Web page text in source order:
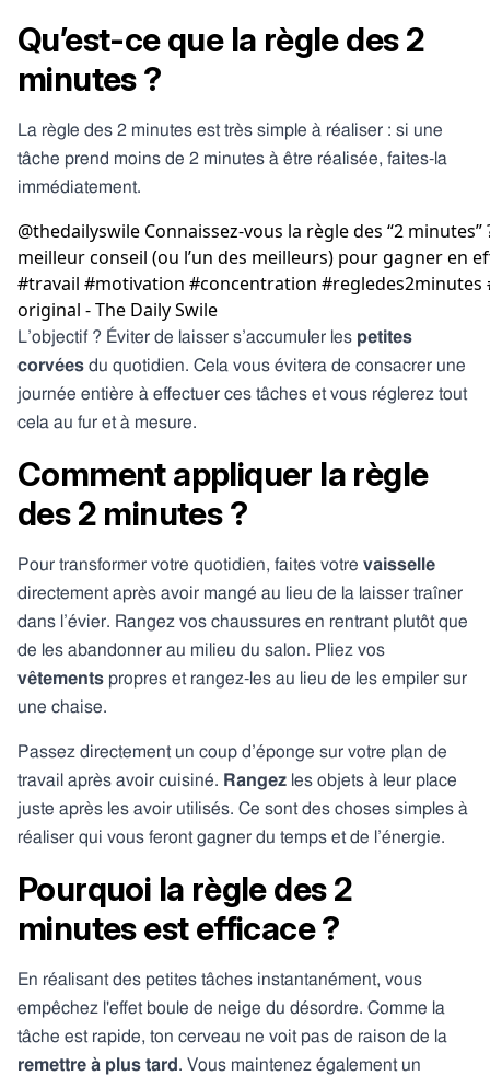
Qu’est-ce que la règle des 2
minutes ?
La règle des 2 minutes est très simple à réaliser : si une
tâche prend moins de 2 minutes à être réalisée, faites-la
immédiatement.
@thedailyswile Connaissez-vous la règle des “2 minutes”
meilleur conseil (ou l’un des meilleurs) pour gagner en
#travail #motivation #concentration #regledes2minutes
original - The Daily Swile
L’objectif ? Éviter de laisser s’accumuler les petites
corvées du quotidien. Cela vous évitera de consacrer une
journée entière à effectuer ces tâches et vous réglerez tout
cela au fur et à mesure.
Comment appliquer la règle
des 2 minutes ?
Pour transformer votre quotidien, faites votre vaisselle
directement après avoir mangé au lieu de la laisser traîner
dans l’évier. Rangez vos chaussures en rentrant plutôt que
de les abandonner au milieu du salon. Pliez vos
vêtements propres et rangez-les au lieu de les empiler sur
une chaise.
Passez directement un coup d’éponge sur votre plan de
travail après avoir cuisiné. Rangez les objets à leur place
juste après les avoir utilisés. Ce sont des choses simples à
réaliser qui vous feront gagner du temps et de l’énergie.
Pourquoi la règle des 2
minutes est efficace ?
En réalisant des petites tâches instantanément, vous
empêchez l'effet boule de neige du désordre. Comme la
tâche est rapide, ton cerveau ne voit pas de raison de la
remettre à plus tard . Vous maintenez également un